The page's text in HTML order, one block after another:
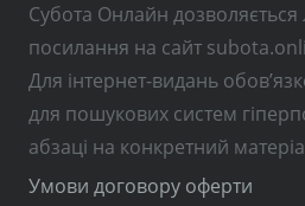
Субота Онлайн
посилання на сайт
Для інтернет-видань
для пошукових систем
абзаці на конкретний
Умови договору оферти